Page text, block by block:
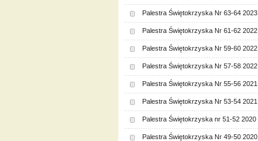
Palestra Świętokrzyska Nr 63-64 2023
Palestra Świętokrzyska Nr 61-62 2022
Palestra Świętokrzyska Nr 59-60 2022
Palestra Świętokrzyska Nr 57-58 2022
Palestra Świętokrzyska Nr 55-56 2021
Palestra Świętokrzyska Nr 53-54 2021
Palestra Świętokrzyska nr 51-52 2020
Palestra Świętokrzyska Nr 49-50 2020